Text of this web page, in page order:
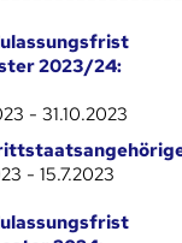
2023/24:
- 31.10.2023
- 15.7.2023